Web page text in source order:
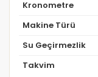
Kronometre
Makine Türü
Su Geçirmezlik
Takvim